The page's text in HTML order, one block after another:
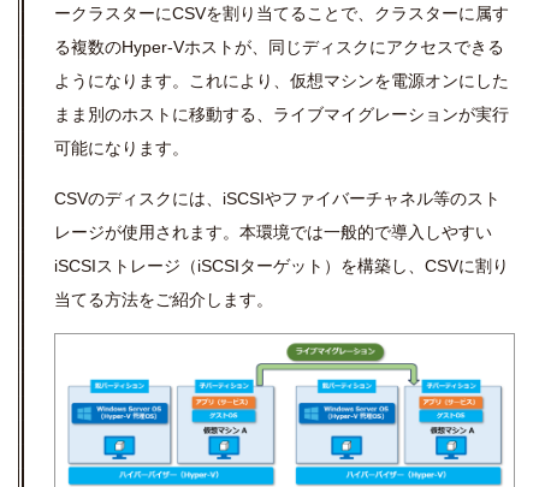
ークラスターにCSVを割り当てることで、クラスターに属す
る複数のHyper-Vホストが、同じディスクにアクセスできる
ようになります。これにより、仮想マシンを電源オンにした
まま別のホストに移動する、ライブマイグレーションが実行
可能になります。
CSVのディスクには、iSCSIやファイバーチャネル等のスト
レージが使用されます。本環境では一般的で導入しやすい
iSCSIストレージ（iSCSIターゲット）を構築し、CSVに割り
当てる方法をご紹介します。